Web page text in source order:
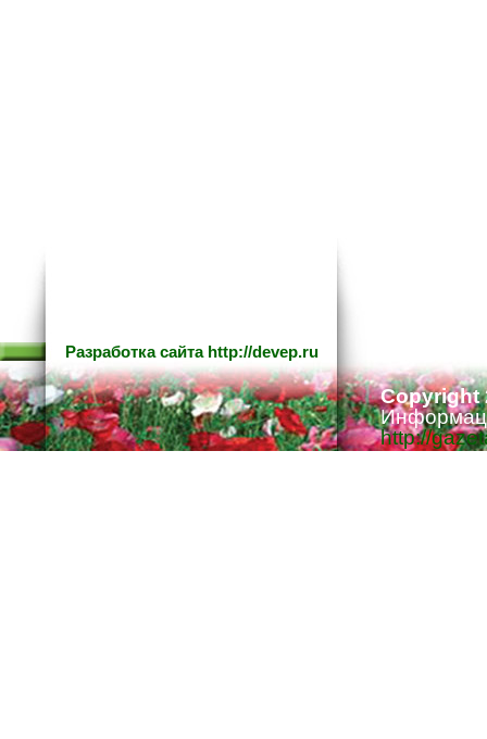
Разработка сайта http://devep.ru
Copyright
http://